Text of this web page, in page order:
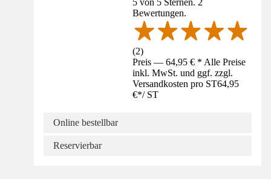
Bewertungen.
(2)
Preis — 64,95 € * Alle Preise
inkl. MwSt. und ggf. zzgl.
Versandkosten pro ST64,95
€*/ ST
Online bestellbar
Reservierbar